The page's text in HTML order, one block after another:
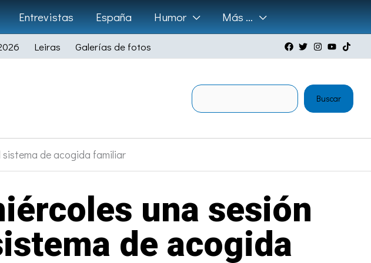
Entrevistas España Humor
Más …
Leiras Galerías de fotos
Buscar
de acogida familiar
una sesión
de acogida